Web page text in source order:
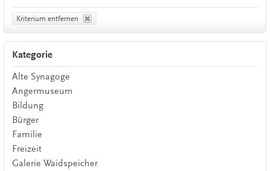
Kriterium entfernen
Kategorie
Alte Synagoge
Angermuseum
Bildung
Bürger
Familie
Freizeit
Galerie Waidspeicher